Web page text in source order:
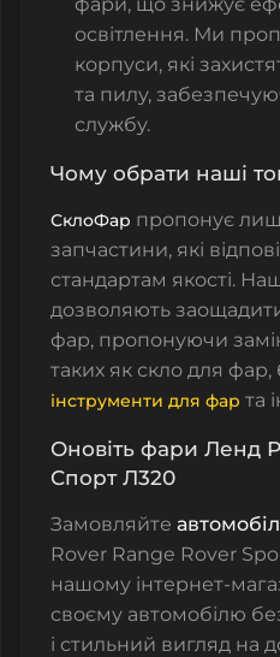
освітлення. Ми
корпуси, які
та пилу,
службу.
Чому обрати наші
СклоФар пропонує
запчастини, які
стандартам якості.
дозволяють
фар, пропонуючи
таких як скло для фар,
інструменти для фар та
Оновіть фари Ленд
Спорт Л320
Замовляйте
Rover Range Rover
нашому інтернет-
своєму автомобілю
і стильний вигляд на